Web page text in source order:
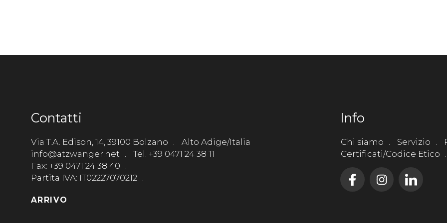
Contatti
Via T.A. Edison, 14, 39100 Bolzano
Alto Adige/Italia
info@atzwanger.net
Tel. +39 0471 24 38 11
Fax: +39 0471 24 38 40
Partita IVA: IT02227070212
ARRIVO
Info
Chi siamo Servizio
Certificati/Codice Etico